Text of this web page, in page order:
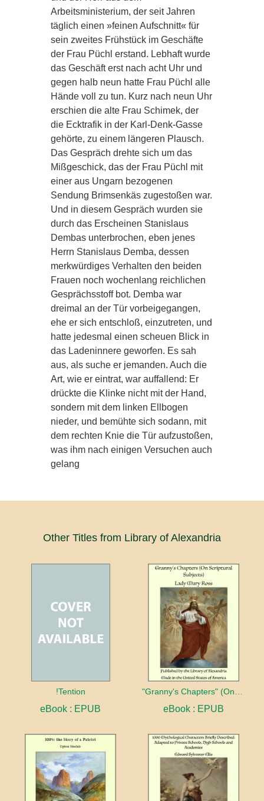
Arbeitsministerium, der seit Jahren
täglich einen »feinen Aufschnitt« für
sein zweites Frühstück im Geschäfte
der Frau Püchl erstand. Lebhaft wurde
das Geschäft erst nach acht Uhr und
gegen halb neun hatte Frau Püchl alle
Hände voll zu tun. Kurz nach neun Uhr
erschien die alte Frau Schimek, der
die Ecktrafik in der Karl-Denk-Gasse
gehörte, zu einem längeren Plausch.
Das Gespräch drehte sich um das
Mißgeschick, das der Frau Püchl mit
einer aus Ungarn bezogenen
Sendung Brimsenkäs zugestoßen war.
Und in diesem Gespräch wurden sie
durch das Erscheinen Stanislaus
Dembas unterbrochen, eben jenes
Herrn Stanislaus Demba, dessen
merkwürdiges Verhalten den beiden
Frauen noch wochenlang reichlichen
Gesprächsstoff bot. Demba war
dreimal an der Tür vorbeigegangen,
ehe er sich entschloß, einzutreten, und
hatte jedesmal einen scheuen Blick in
das Ladeninnere geworfen. Es sah
aus, als suche er jemanden. Auch die
Art, wie er eintrat, war auffallend: Er
drückte die Klinke nicht mit der Hand,
sondern mit dem linken Ellbogen
nieder, und bemühte sich sodann, mit
dem rechten Knie die Tür aufzustoßen,
was ihm nach einigen Versuchen auch
gelang
Other Titles from Library of Alexandria
!Tention
eBook : EPUB eBook : EPUB